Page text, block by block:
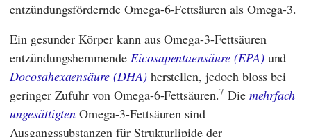
entzündungsfördernde Omega-6-Fettsäuren als Omega-3.
Ein gesunder Körper kann aus Omega-3-Fettsäuren
entzündungshemmende Eicosapentaensäure (EPA)und
Docosahexaensäure (DHA)herstellen, jedoch bloss bei
geringer Zufuhr von Omega-6-Fettsäuren.7 Die mehrfach
ungesättigten Omega-3-Fettsäuren sind
Ausgangssubstanzen für Strukturlipide der